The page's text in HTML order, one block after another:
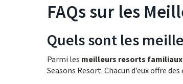
FAQs sur les
Quels sont les
Parmi les meilleurs resorts familiaux
Seasons Resort. Chacun d’eux offre